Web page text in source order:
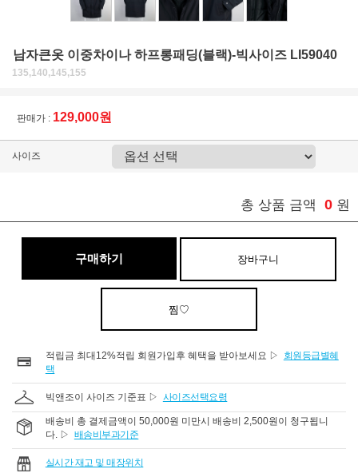
남자큰옷 이중차이나 하프롱패딩(블랙)-빅사이즈 LI59040
135,140,145,155
판매가 : 129,000원
사이즈
총 상품 금액 0 원
구매하기 장바구니
찜♡
적립금 최대12%적립 회원가입후 혜택을 받아보세요 ▷
회원등급별혜
택
빅앤조이 사이즈 기준표 ▷ 사이즈선택요령
배송비 총 결제금액이 50,000원 미만시 배송비 2,500원이 청구됩니
다. ▷ 배송비부과기준
실시간 재고 및 매장위치